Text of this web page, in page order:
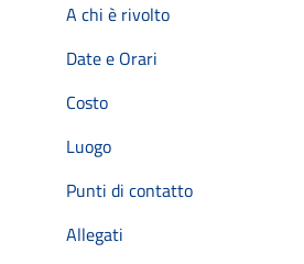
A chi è rivolto
Date e Orari
Costo
Luogo
Punti di contatto
Allegati